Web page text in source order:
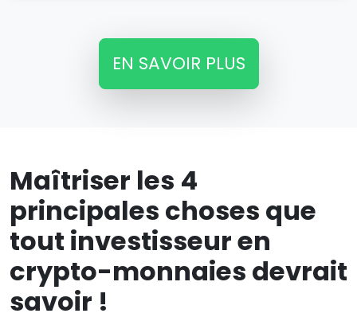
EN SAVOIR PLUS
Maîtriser les 4
principales choses que
tout investisseur en
crypto-monnaies devrait
savoir !